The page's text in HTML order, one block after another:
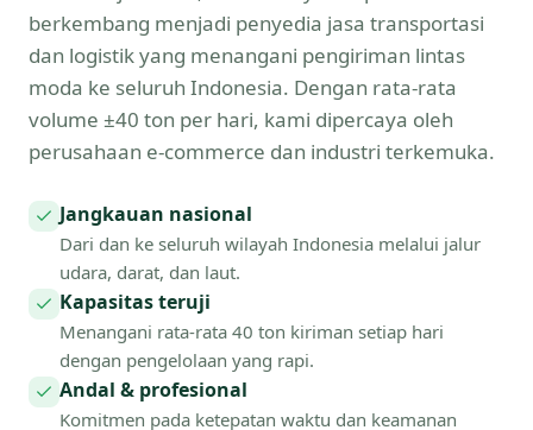
berkembang menjadi penyedia jasa transportasi
dan logistik yang menangani pengiriman lintas
moda ke seluruh Indonesia. Dengan rata-rata
volume ±40 ton per hari, kami dipercaya oleh
perusahaan e-commerce dan industri terkemuka.
Jangkauan nasional
Dari dan ke seluruh wilayah Indonesia melalui jalur
udara, darat, dan laut.
Kapasitas teruji
Menangani rata-rata 40 ton kiriman setiap hari
dengan pengelolaan yang rapi.
Andal & profesional
Komitmen pada ketepatan waktu dan keamanan